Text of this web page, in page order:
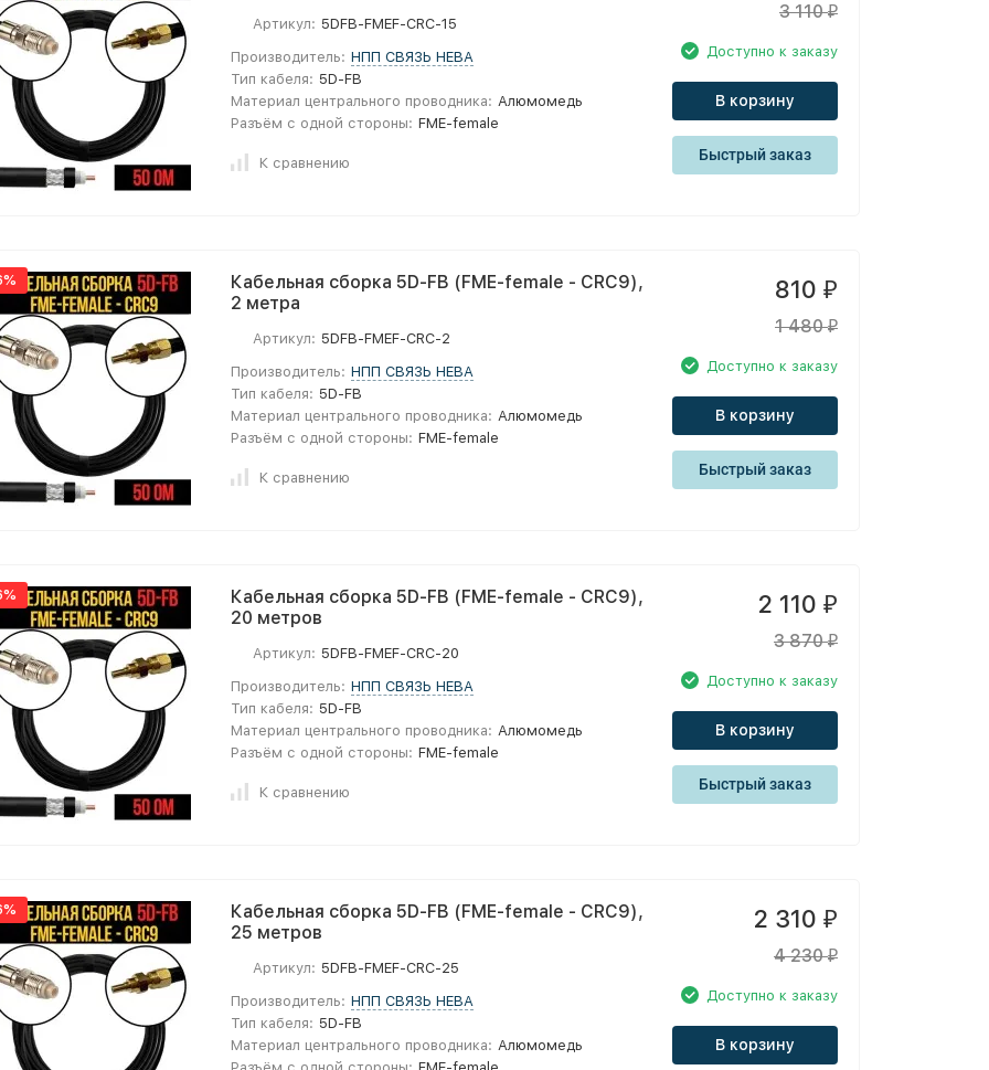
Артикул: 5DFB-FMEF-CRC-15
Производитель: НПП СВЯЗЬ НЕВА
Тип кабеля: 5D-FB
Материал центрального проводника: Алюмомедь
Разъём с одной стороны: FME-female
К сравнению
3 110₽
Доступно к заказу
В корзину
Быстрый заказ
Кабельная сборка 5D-FB (FME-female - CRC9),
2 метра
Артикул: 5DFB-FMEF-CRC-2
Производитель: НПП СВЯЗЬ НЕВА
Тип кабеля: 5D-FB
Материал центрального проводника: Алюмомедь
Разъём с одной стороны: FME-female
К сравнению
810 ₽
1 480₽
Доступно к заказу
В корзину
Быстрый заказ
Кабельная сборка 5D-FB (FME-female - CRC9),
20 метров
Артикул: 5DFB-FMEF-CRC-20
Производитель: НПП СВЯЗЬ НЕВА
Тип кабеля: 5D-FB
Материал центрального проводника: Алюмомедь
Разъём с одной стороны: FME-female
К сравнению
2 110 ₽
3 870₽
Доступно к заказу
В корзину
Быстрый заказ
Кабельная сборка 5D-FB (FME-female - CRC9),
25 метров
Артикул: 5DFB-FMEF-CRC-25
Производитель: НПП СВЯЗЬ НЕВА
Тип кабеля: 5D-FB
Материал центрального проводника: Алюмомедь
2 310 ₽
4 230₽
Доступно к заказу
В корзину